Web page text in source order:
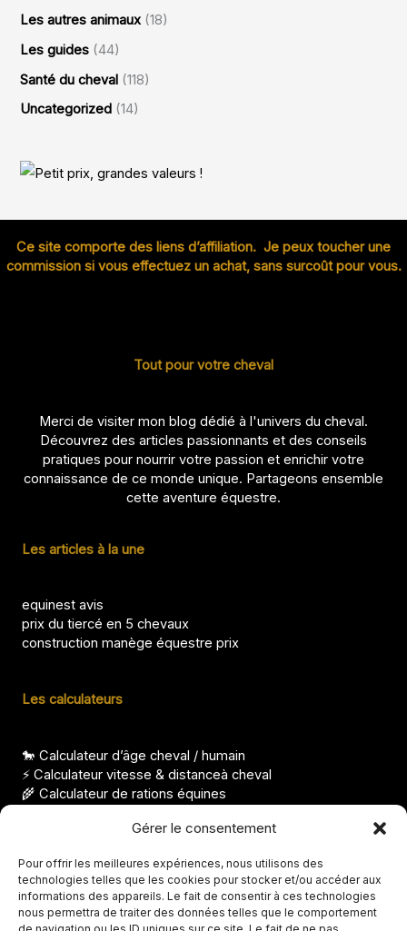
Gérer le consentement
Pour offrir les meilleures expériences, nous utilisons des
technologies telles que les cookies pour stocker et/ou accéder aux
informations des appareils. Le fait de consentir à ces technologies
nous permettra de traiter des données telles que le comportement
Les autres animaux (18)
Les guides (44)
Santé du cheval (118)
Uncategorized (14)
Ce site comporte des liens d’affiliation. Je peux toucher une
commission si vous effectuez un achat, sans surcoût pour vous.
Tout pour votre cheval
Merci de visiter mon blog dédié à l'univers du cheval.
Découvrez des articles passionnants et des conseils
pratiques pour nourrir votre passion et enrichir votre
connaissance de ce monde unique. Partageons ensemble
cette aventure équestre.
Les articles à la une
equinest avis
prix du tiercé en 5 chevaux
construction manège équestre prix
Les calculateurs
🐎 Calculateur d’âge cheval / humain
⚡ Calculateur vitesse & distanceà cheval
🌾 Calculateur de rations équines
Nom de cheval femelle, idées élégantes et originales
Races de chevaux indiens, origines et particularités
FS taille, à quoi correspond cette mesure ?